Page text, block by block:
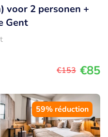
voor 2 personen +
Gent
€153 €85
59% réduction